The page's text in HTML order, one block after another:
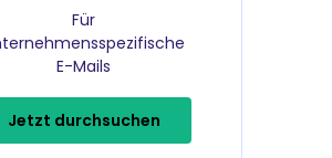
Für
E-Mails
Jetzt durchsuchen